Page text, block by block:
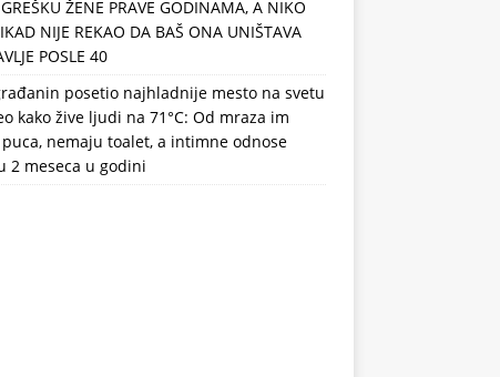
ŽENE PRAVE GODINAMA, A NIKO
NIJE REKAO DA BAŠ ONA UNIŠTAVA
POSLE 40
posetio najhladnije mesto na svetu
kako žive ljudi na 71°C: Od mraza im
puca, nemaju toalet, a intimne odnose
2 meseca u godini